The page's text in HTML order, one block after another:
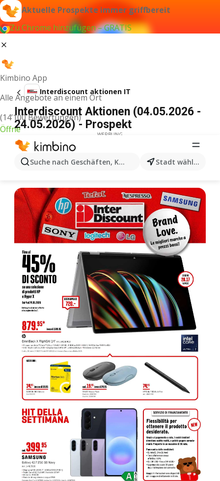
Aktuelle Prospekte immer griffbereit
Zu Chrome hinzufügen – GRATIS
Kimbino App
Alle Angebote an einem Ort
(14’100 Bewertungen)
Öffne
Suche nach Geschäften, Kategorien, Produkten...
Stadt wählen
Interdiscount aktionen IT
Interdiscount Aktionen (04.05.2026 -
24.05.2026) - Prospekt
WERBUNG